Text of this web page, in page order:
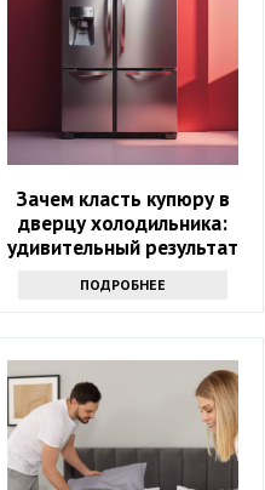
Зачем класть купюру в
дверцу холодильника:
удивительный результат
ПОДРОБНЕЕ